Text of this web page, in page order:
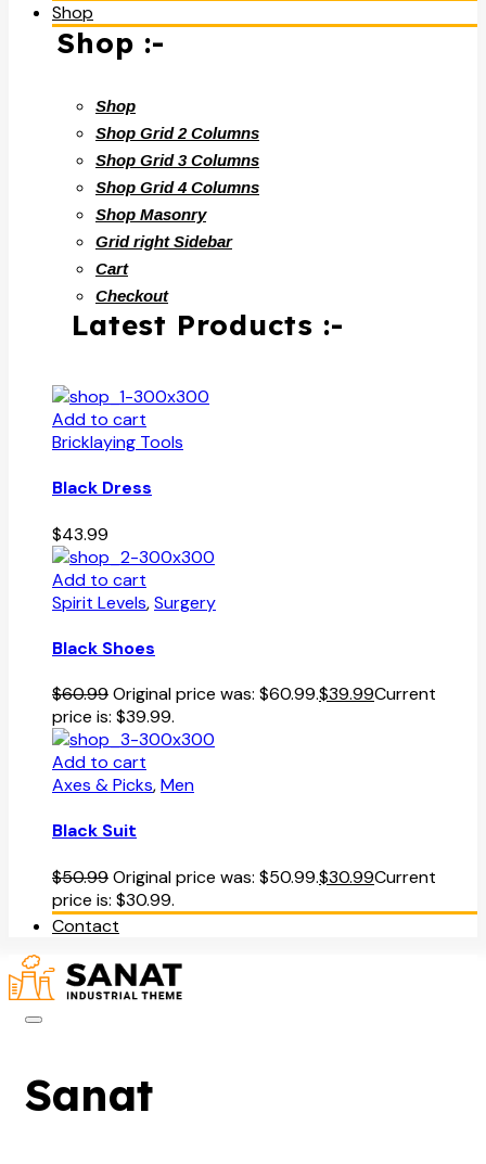
Shop
Shop :-
Shop
Shop Grid 2 Columns
Shop Grid 3 Columns
Shop Grid 4 Columns
Shop Masonry
Grid right Sidebar
Cart
Checkout
Latest Products :-
Add to cart
Bricklaying Tools
Black Dress
$43.99
Add to cart
Spirit Levels,Surgery
Black Shoes
$60.99Original price was: $60.99.$39.99Current
price is: $39.99.
Add to cart
Axes & Picks,Men
Black Suit
$50.99Original price was: $50.99.$30.99Current
price is: $30.99.
Contact
Sanat